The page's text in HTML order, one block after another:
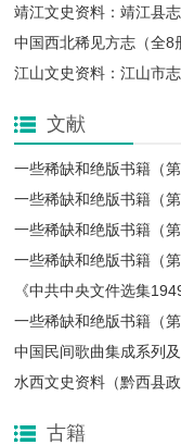
中国西北稀见方志（全8
文献
一些稀缺和绝版书籍（
一些稀缺和绝版书籍（
一些稀缺和绝版书籍（
一些稀缺和绝版书籍（
一些稀缺和绝版书籍（
水西文史资料（黔西县
古籍